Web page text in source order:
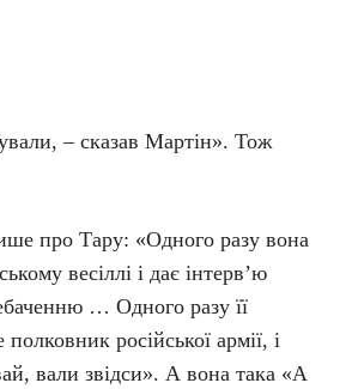
– сказав Мартін». Тож
про Тару: «Одного разу вона
весіллі і дає інтерв’ю
… Одного разу її
російської армії, і
вали звідси». А вона така «А